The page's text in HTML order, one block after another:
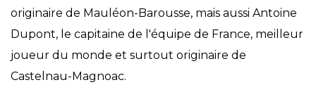
originaire de Mauléon-Barousse, mais aussi Antoine
Dupont, le capitaine de l'équipe de France, meilleur
joueur du monde et surtout originaire de
Castelnau-Magnoac.